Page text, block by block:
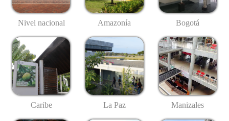
Nivel nacional Amazonía Bogotá
Caribe La Paz Manizales